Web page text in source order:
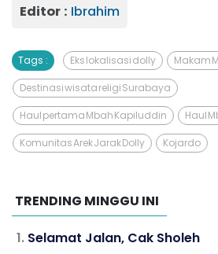
Editor : Ibrahim
Tags : Eks lokalisasi dolly Makam
Destinasi wisata religi Surabaya
Haul pertama Mbah Kapiluddin Haul
Komunitas Arek Jarak Dolly Kojardo
TRENDING MINGGU INI
Selamat Jalan, Cak Sholeh